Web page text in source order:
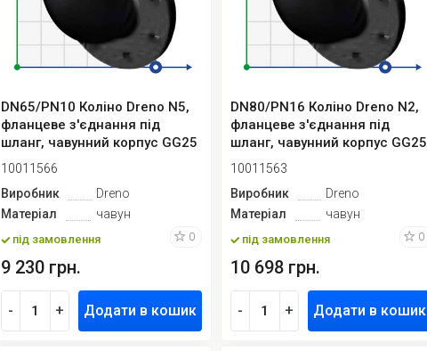
DN65/PN10 Коліно Dreno N5,
фланцеве з'єднання під
шланг, чавунний корпус GG25
10011566
Виробник
Dreno
Матеріал
чавун
під замовлення 0
9 230 грн.
- + Додати в кошик
DN80/PN16 Коліно Dreno N2,
фланцеве з'єднання під
шланг, чавунний корпус GG25
10011563
Виробник
Dreno
Матеріал
чавун
під замовлення 0
10 698 грн.
- + Додати в кошик